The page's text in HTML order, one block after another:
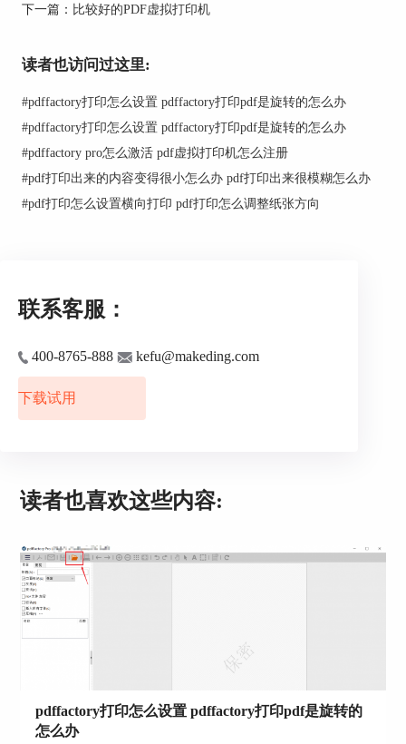
图2：打开虚拟打印机界面
首先，将《子女抚养协议书》打开，通过办公软
件“文件——打印”路径启动打印设置弹窗，在打印
设置弹窗“打印机”下拉框内选择“pdfFactory”，单
二、勾选“页面标记”
图3：勾选“页面标记”界面
打开pdfFactory专业版工作台，勾选左侧“任务”下
方“页面标记”，可直接选择下拉框内标签。此处下
拉框内，并没有图1中“范本”标签，需要自己制
图4：打开设置弹窗界面
单击侧边下拉菜单中“页面标记”，打开页面标记设
下一篇： 比较好的PDF虚拟打印机
读者也访问过这里:
#pdffactory打印怎么设置 pdffactory打印pdf是旋转的怎么办
#pdffactory打印怎么设置 pdffactory打印pdf是旋转的怎么办
#pdffactory pro怎么激活 pdf虚拟打印机怎么注册
#pdf打印出来的内容变得很小怎么办 pdf打印出来很模糊怎么办
#pdf打印怎么设置横向打印 pdf打印怎么调整纸张方向
联系客服：
400-8765-888 kefu@makeding.com
下载试用
读者也喜欢这些内容:
pdffactory打印怎么设置 pdffactory打印pdf是旋转的
怎么办